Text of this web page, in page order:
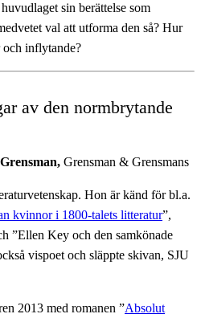
sin berättelse som
val att utforma den så? Hur
inflytande?
av den normbrytande
Grensman & Grensmans
Hon är känd för bl.a.
kvinnor i 1800-talets litteratur”,
”Ellen Key och den samkönade
vispoet och släppte skivan, SJU
2013 med romanen ”Absolut